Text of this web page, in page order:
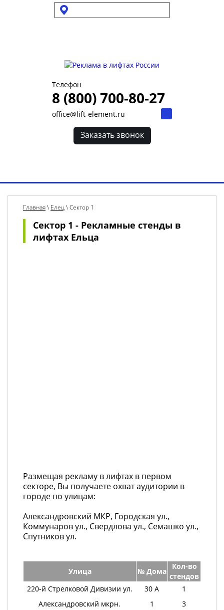
Телефон
8 (800) 700-80-27
office@lift-element.ru
Заказать звонок
Главная\ Елец\Сектор 1
Сектор 1 - Рекламные стенды в
лифтах Ельца
Размещая рекламу в лифтах в первом
секторе, Вы получаете охват аудитории в
городе по улицам:
Александровский МКР, Городская ул.,
Коммунаров ул., Свердлова ул., Семашко ул.,
Спутников ул.
Улица № Дома
Кол-во
стендов
220-й Стрелковой Дивизии ул.
30 А
1
Александровский мкрн.
1
3